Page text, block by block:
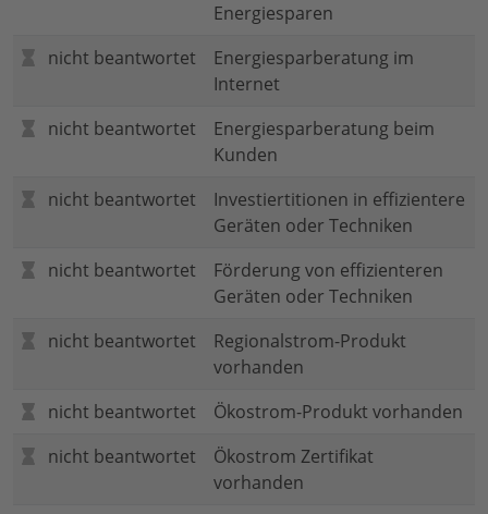
Energiesparen
nicht beantwortet
Energiesparberatung im
Internet
nicht beantwortet
Energiesparberatung beim
Kunden
nicht beantwortet
Investiertitionen in effizientere
Geräten oder Techniken
nicht beantwortet
Förderung von effizienteren
Geräten oder Techniken
nicht beantwortet
Regionalstrom-Produkt
vorhanden
nicht beantwortet
Ökostrom-Produkt vorhanden
nicht beantwortet
Ökostrom Zertifikat
vorhanden